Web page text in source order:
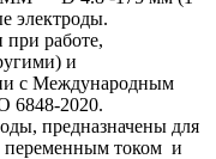
электроды.
при работе,
и
с Международным
6848-2020.
предназначены для
переменным током и